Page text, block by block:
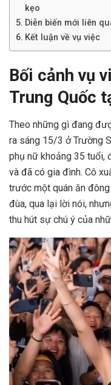
kẹo
Diễn biến mới liên
Kết luận về vụ việc
Bối cảnh vụ
Trung Quốc
Theo những gì đang
ra sáng 15/3 ở Trường
phụ nữ khoảng 35 tuổi,
và đã có gia đình. Cô
trước một quán ăn
đùa, qua lại lời nói,
thu hút sự chú ý của